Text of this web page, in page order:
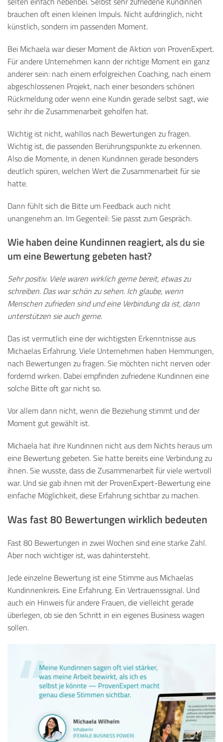
brauchen oft einen kleinen Impuls. Nicht aufdringlich, nicht
künstlich, sondern im passenden Moment.
Bei Michaela war dieser Moment die Aktion von ProvenExpert.
Für andere Unternehmen kann der richtige Moment ein ganz
anderer sein: nach einem erfolgreichen Coaching, nach einem
abgeschlossenen Projekt, nach einer besonders schönen
Rückmeldung oder wenn eine Kundin gerade selbst sagt, wie
sehr ihr die Zusammenarbeit geholfen hat.
Wichtig ist nicht, wahllos nach Bewertungen zu fragen.
Wichtig ist, die passenden Berührungspunkte zu erkennen.
Also die Momente, in denen Kundinnen gerade besonders
deutlich spüren, welchen Wert die Zusammenarbeit für sie
hatte.
Dann fühlt sich die Bitte um Feedback auch nicht
unangenehm an. Im Gegenteil: Sie passt zum Gespräch.
Wie haben deine Kundinnen reagiert, als du sie
um eine Bewertung gebeten hast?
Sehr positiv. Viele waren wirklich gerne bereit, etwas zu
schreiben. Das war schön zu sehen. Ich glaube, wenn
Menschen zufrieden sind und eine Verbindung da ist, dann
unterstützen sie auch gerne.
Das ist vermutlich eine der wichtigsten Erkenntnisse aus
Michaelas Erfahrung. Viele Unternehmen haben Hemmungen,
nach Bewertungen zu fragen. Sie möchten nicht nerven oder
fordernd wirken. Dabei empfinden zufriedene Kundinnen eine
solche Bitte oft gar nicht so.
Vor allem dann nicht, wenn die Beziehung stimmt und der
Moment gut gewählt ist.
Michaela hat ihre Kundinnen nicht aus dem Nichts heraus um
eine Bewertung gebeten. Sie hatte bereits eine Verbindung zu
ihnen. Sie wusste, dass die Zusammenarbeit für viele wertvoll
war. Und sie gab ihnen mit der ProvenExpert-Bewertung eine
einfache Möglichkeit, diese Erfahrung sichtbar zu machen.
Was fast 80 Bewertungen wirklich bedeuten
Fast 80 Bewertungen in zwei Wochen sind eine starke Zahl.
Aber noch wichtiger ist, was dahintersteht.
Jede einzelne Bewertung ist eine Stimme aus Michaelas
Kundinnenkreis. Eine Erfahrung. Ein Vertrauenssignal. Und
auch ein Hinweis für andere Frauen, die vielleicht gerade
überlegen, ob sie den Schritt in ein eigenes Business wagen
sollen.